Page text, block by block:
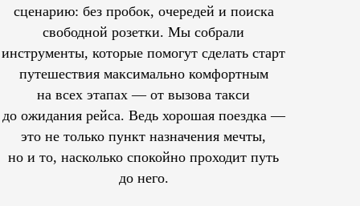
сценарию: без пробок, очередей и поиска
свободной розетки. Мы собрали
инструменты, которые помогут сделать старт
путешествия максимально комфортным
на всех этапах — от вызова такси
до ожидания рейса. Ведь хорошая поездка —
это не только пункт назначения мечты,
но и то, насколько спокойно проходит путь
до него.